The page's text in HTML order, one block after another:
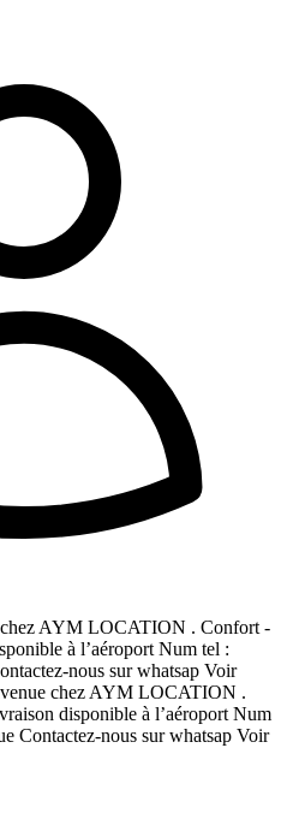
AYM LOCATION . Confort -
à l’aéroport Num tel :
nous sur whatsap Voir
chez AYM LOCATION .
disponible à l’aéroport Num
Contactez-nous sur whatsap Voir